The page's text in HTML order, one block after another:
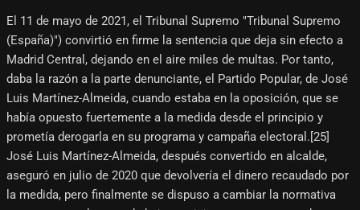
El 11 de mayo de 2021, el Tribunal Supremo "Tribunal Supremo
(España)") convirtió en firme la sentencia que deja sin efecto a
Madrid Central, dejando en el aire miles de multas. Por tanto,
daba la razón a la parte denunciante, el Partido Popular, de José
Luis Martínez-Almeida, cuando estaba en la oposición, que se
había opuesto fuertemente a la medida desde el principio y
prometía derogarla en su programa y campaña electoral.[25]​
José Luis Martínez-Almeida, después convertido en alcalde,
aseguró en julio de 2020 que devolvería el dinero recaudado por
la medida, pero finalmente se dispuso a cambiar la normativa